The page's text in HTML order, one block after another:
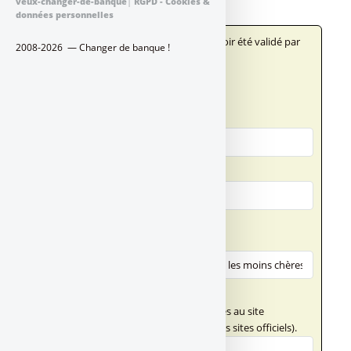
Votre message n'apparaîtra qu'après avoir été validé par
un administrateur du site.
Ce champ n'accepte pas les liens externes au site
FranceTransactions.com (hormis vers des sites officiels).
données personnelles
2008-2026 — Changer de banque !